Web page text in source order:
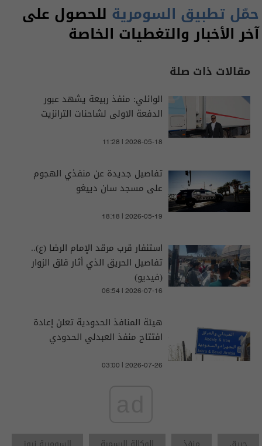
حمّل تطبيق السومرية للحصول على
آخر الأخبار والتغطيات الخاصة
مقالات ذات صلة
الوائلي: منفذ ربيعة يشهد عبور
الدفعة الاولى لشاحنات الترانزيت
11:28 | 2026-05-18
تفاصيل جديدة عن منفذي الهجوم
على مسجد سان دييغو
18:18 | 2026-05-19
استنفار قرب مرقد الإمام الرضا (ع)..
تفاصيل الحريق الذي أثار قلق الزوار
(فيديو)
06:54 | 2026-07-16
هيئة المنافذ الحدودية تعلن إعادة
افتتاح منفذ العبدلي الحدودي
03:00 | 2026-07-26